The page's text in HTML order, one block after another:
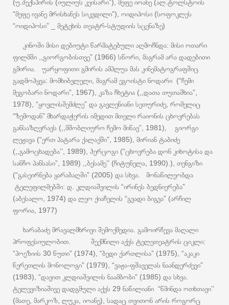
(უ.შექსპირის (იულიუს კეისარი”), მეფე იოანე (ალ.ტოლსტოის
“მეფე ივანე მრისხანეს სიკვდილი”), ოიდიპოსი (სოფოკლეს
“ოიდიპოსი” _ მეტეხის თეატრ-სტუდიის სცენაზე)
კინოში მისი დებიუტი წარმატებული აღმოჩნდა: მისი ოთარი
ფილმში ,,გიორგობისთვე” (1966) სწორი, მაგრამ არა დადებითი
გმირია. უარყოფითი გმირის ამპლუა მას კინემატოგრაფშიც
გადმოჰყვა: მომხიბვლელი, მაგრამ ეგოისტი ნოდარი (“ჩემი
მეგობარი ნოდარი”, 1967), კაზა ჩხეტია (,,დათა თუთაშხია”,
1978), “ყოვლისშემძლე” და გავლენიანი სეთურიძე, რომელიც
“ზემოდან” მხარდაჭერის იმედით მთელი რაიონის ცხოვრებას
განსაზღვრავს (,,მშობლიურო ჩემო მიწავ”, 1981), გიორგი
ლეჟავა (“ერთ პატარა ქალაქში”, 1985), მირიან ტაბიძე
(,,გამოცხადება’’, 1989), ჰერცოგი (“ცხოვრება დონ კიხოტისა და
სანჩო პანსასი”, 1989) ,,ბესამე’’ (ჩიტუნელა, 1990).), თენგიზი
(“გასეირნება ყარაბაღში” (2005) და სხვა. მონაწილეობდა
ტელეფილმებში: დ. კლდიაშვილის “ირინეს ბედნიერება”
(აბესალო, 1974) და ლეო ქიაჩელის “გვადი ბიგვა” (არჩილ
ფორია, 1977)
ხარაბაძე მრავალმხრივი შემოქმედია. გამოირჩევა მაღალი
პროფესიულობით. შექმნილი აქვს ტელეთეატრის ციკლი:
“პოეზიის 30 წუთი” (1974), “ბედი ქართლისა” (1975), “აკაკი
წერეთლის მონოლოგი” (1979), “ვაჟა-ფშაველას ნაანდერძევი”
(1983), “დავით კლდიაშვილის ნაამბობი” (1985) და სხვა.
ტელევიზიაშივე დადგმული აქვს 29 ნაწილიანი “წმინდა ოთხთავი’’
(მათე, მარკოზ, ლუკა, იოანე), სადაც თვითონ არის როგორც